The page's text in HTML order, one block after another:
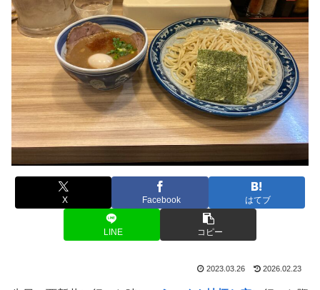
X Facebook はてブ
LINE コピー
2023.03.26 2026.02.23